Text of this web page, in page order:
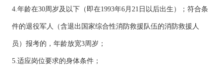
4.年龄在30周岁及以下（即在1993年6月21日以后出生）；符合条
件的退役军人（含退出国家综合性消防救援队伍的消防救援人
员）报考的，年龄放宽3周岁；
5.适应岗位要求的身体条件；